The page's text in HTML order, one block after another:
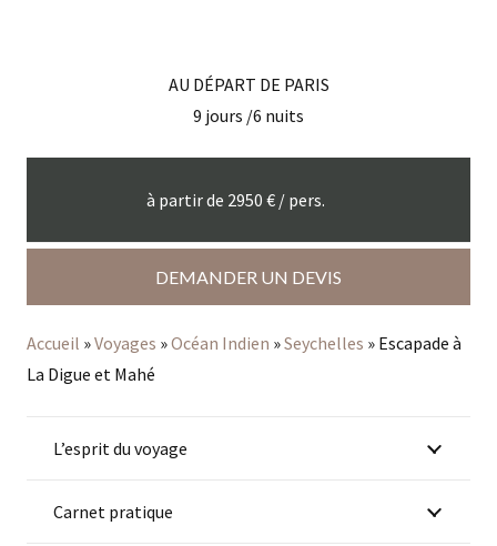
AU DÉPART DE PARIS
9 jours /6 nuits
à partir de 2950 € / pers.
DEMANDER UN DEVIS
Accueil »Voyages »Océan Indien »Seychelles » Escapade à
La Digue et Mahé
L’esprit du voyage
Carnet pratique